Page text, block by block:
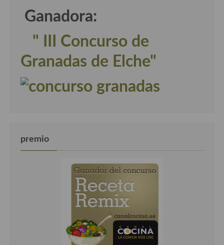
Ganadora:
" III Concurso de
Granadas de Elche"
premio